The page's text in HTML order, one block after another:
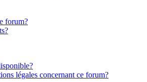
forum?
légales concernant ce forum?